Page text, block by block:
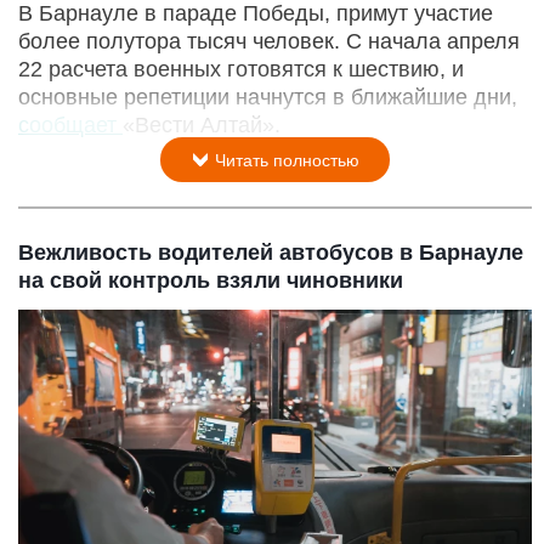
В Барнауле в параде Победы, примут участие
более полутора тысяч человек. С начала апреля
22 расчета военных готовятся к шествию, и
основные репетиции начнутся в ближайшие дни,
сообщает
«Вести Алтай».
Читать полностью
Вежливость водителей автобусов в Барнауле
на свой контроль взяли чиновники